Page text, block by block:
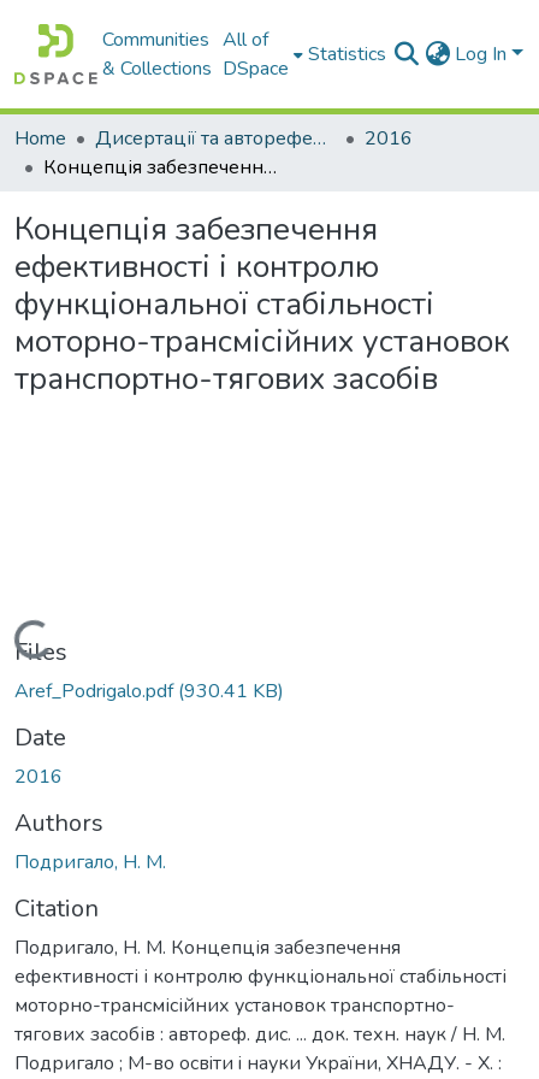
Communities
& Collections
All of
DSpace
Statistics Log In
Home Дисертації та автореферати дисертацій
2016
Концепція забезпечення ефективності і контролю функціональної стабільності моторно-трансмісійних установок транспортно-тягових засобів
Концепція забезпечення
ефективності і контролю
функціональної стабільності
моторно-трансмісійних установок
транспортно-тягових засобів
Loading...
Files
Aref_Podrigalo.pdf(930.41 KB)
Date
2016
Authors
Подригало, Н. М.
Citation
Подригало, Н. М. Концепція забезпечення
ефективності і контролю функціональної стабільності
моторно-трансмісійних установок транспортно-
тягових засобів : автореф. дис. ... док. техн. наук / Н. М.
Подригало ; М-во освiти i науки України, ХНАДУ. - Х. :